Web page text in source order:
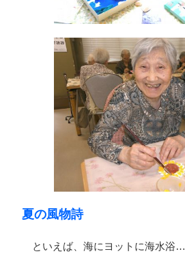
夏の風物詩
といえば、海にヨットに海水浴…